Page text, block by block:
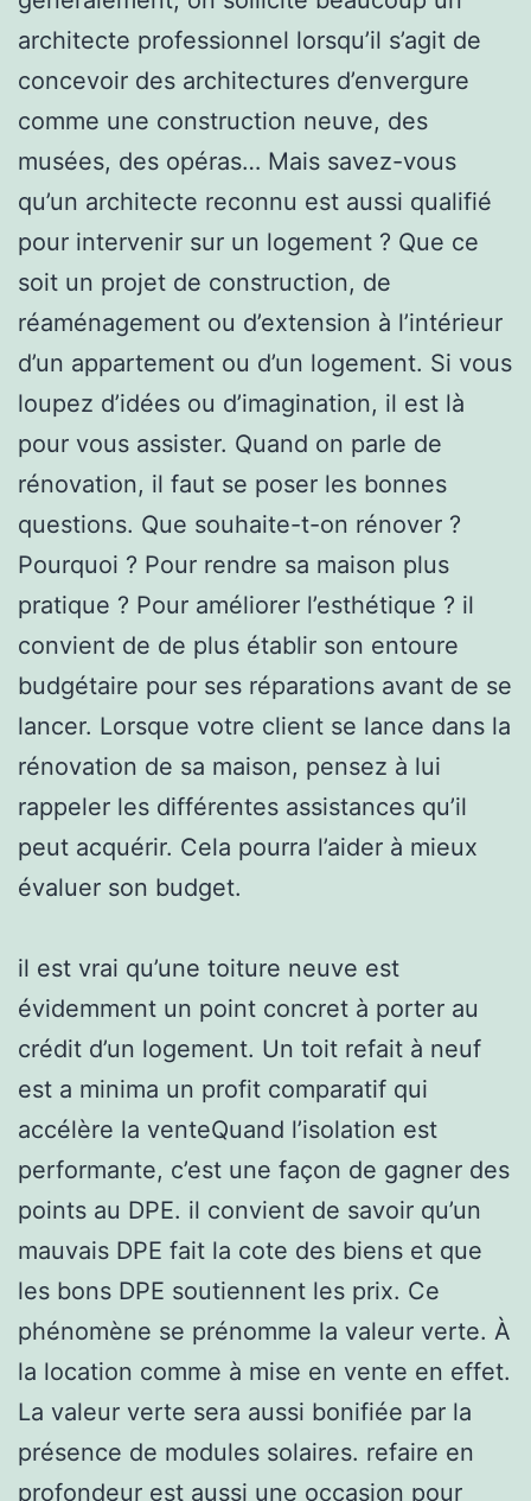
architecte professionnel lorsqu’il s’agit de
concevoir des architectures d’envergure
comme une construction neuve, des
musées, des opéras… Mais savez-vous
qu’un architecte reconnu est aussi qualifié
pour intervenir sur un logement ? Que ce
soit un projet de construction, de
réaménagement ou d’extension à l’intérieur
d’un appartement ou d’un logement. Si vous
loupez d’idées ou d’imagination, il est là
pour vous assister. Quand on parle de
rénovation, il faut se poser les bonnes
questions. Que souhaite-t-on rénover ?
Pourquoi ? Pour rendre sa maison plus
pratique ? Pour améliorer l’esthétique ? il
convient de de plus établir son entoure
budgétaire pour ses réparations avant de se
lancer. Lorsque votre client se lance dans la
rénovation de sa maison, pensez à lui
rappeler les différentes assistances qu’il
peut acquérir. Cela pourra l’aider à mieux
évaluer son budget.
il est vrai qu’une toiture neuve est
évidemment un point concret à porter au
crédit d’un logement. Un toit refait à neuf
est a minima un profit comparatif qui
accélère la venteQuand l’isolation est
performante, c’est une façon de gagner des
points au DPE. il convient de savoir qu’un
mauvais DPE fait la cote des biens et que
les bons DPE soutiennent les prix. Ce
phénomène se prénomme la valeur verte. À
la location comme à mise en vente en effet.
La valeur verte sera aussi bonifiée par la
présence de modules solaires. refaire en
profondeur est aussi une occasion pour